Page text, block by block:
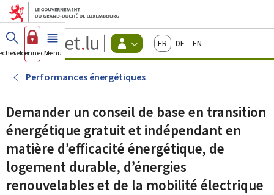
Aller au menu principal
Aller au contenu
Guichet.lu
Changer
d'espace
Menu
actif
FrançaisDeutschEnglish
Se connecterMenu principal
Performances énergétiques
Demander un conseil de base en transition
énergétique gratuit et indépendant en
matière d’efficacité énergétique, de
logement durable, d’énergies
renouvelables et de la mobilité électrique